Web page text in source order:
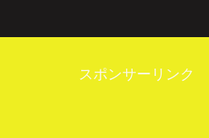
スポンサーリンク